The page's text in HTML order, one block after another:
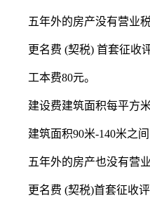
五年外的房产没有营业
更名费 (契税) 首套征收
工本费80元。
建设费建筑面积每平方米
建筑面积90米-140米之间
五年外的房产也没有营
更名费 (契税)首套征收